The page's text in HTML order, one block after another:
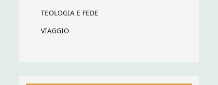
TEOLOGIA E FEDE
VIAGGIO